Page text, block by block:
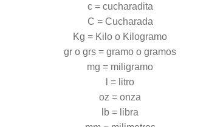
c = cucharadita
C = Cucharada
Kg = Kilo o Kilogramo
gr o grs = gramo o gramos
mg = miligramo
l = litro
oz = onza
lb = libra